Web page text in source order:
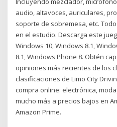
audio, altavoces, auriculares,
soporte de sobremesa, etc.
en el estudio. Descarga este
Windows 10, Windows 8.1,
8.1, Windows Phone 8. Obtén
opiniones más recientes de los
clasificaciones de Limo City
compra online: electrónica,
mucho más a precios bajos en
Amazon Prime.